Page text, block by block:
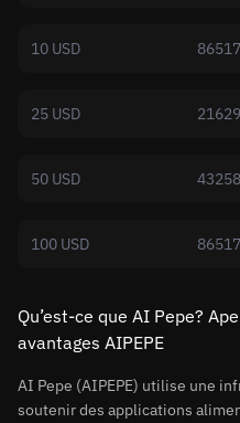
10 USD
25 USD
50 USD
100 USD
Qu’est-ce que AI Pepe?
avantages AIPEPE
AI Pepe (AIPEPE) utilise une
soutenir des applications